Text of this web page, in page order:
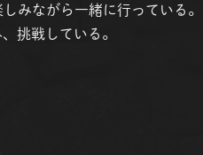
みながら一緒に行っている。
挑戦している。